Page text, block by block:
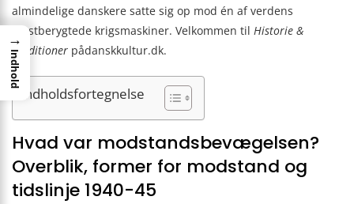
almindelige danskere satte sig op mod én af verdens
mestberygtede krigsmaskiner. Velkommen til Historie &
Traditioner pådanskkultur.dk.
Indholdsfortegnelse
Hvad var modstandsbevægelsen?
Overblik, former for modstand og
tidslinje 1940-45
→
Indhold